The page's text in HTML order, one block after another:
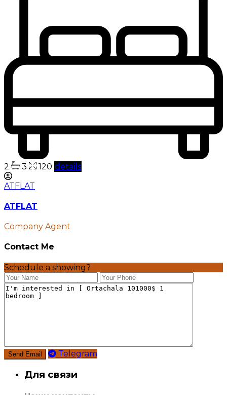
2 3 120 details
ATFLAT
ATFLAT
Company Agent
Contact Me
Schedule a showing?
Telegram
Для связи